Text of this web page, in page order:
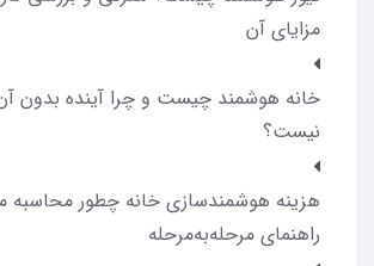
مزایای آن
خانه هوشمند چیست و چرا آینده بدون
نیست؟
هزینه‌ هوشمندسازی خانه چطور
راهنمای مرحله‌به‌مرحله